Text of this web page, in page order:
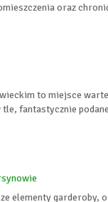
oraz
to miejsce
fantastycznie
elementy